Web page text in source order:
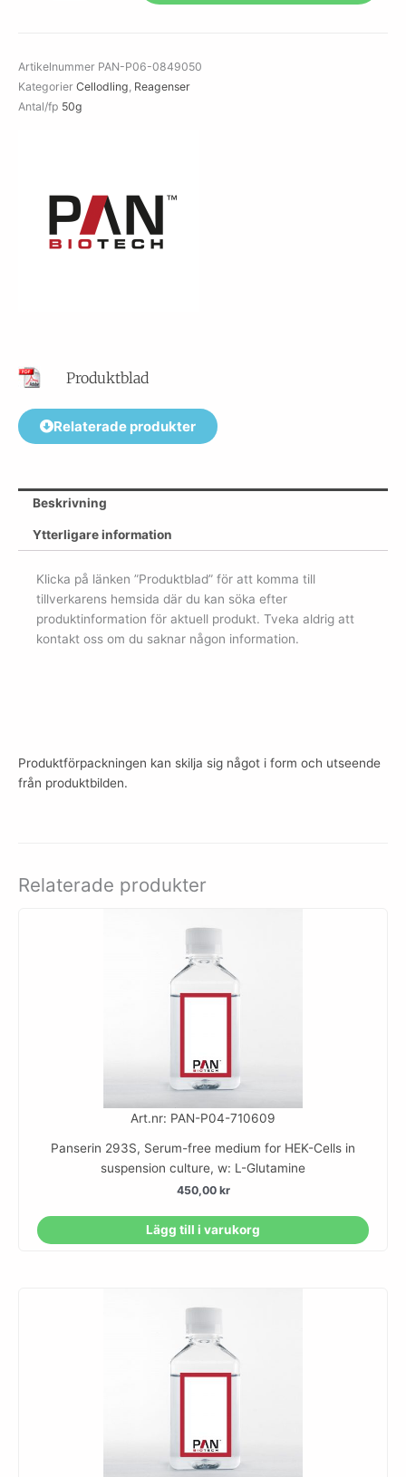
grade,
lyophilized
powder
Artikelnummer PAN-P06-0849050
Kategorier Cellodling, Reagenser
Antal/fp 50g
Produktblad
Relaterade produkter
Beskrivning
Ytterligare information
Klicka på länken ”Produktblad” för att komma till
tillverkarens hemsida där du kan söka efter
produktinformation för aktuell produkt. Tveka aldrig att
kontakt oss om du saknar någon information.
Produktförpackningen kan skilja sig något i form och utseende
från produktbilden.
Relaterade produkter
Art.nr: PAN-P04-710609
Panserin 293S, Serum-free medium for HEK-Cells in
suspension culture, w: L-Glutamine
450,00 kr
Lägg till i varukorg